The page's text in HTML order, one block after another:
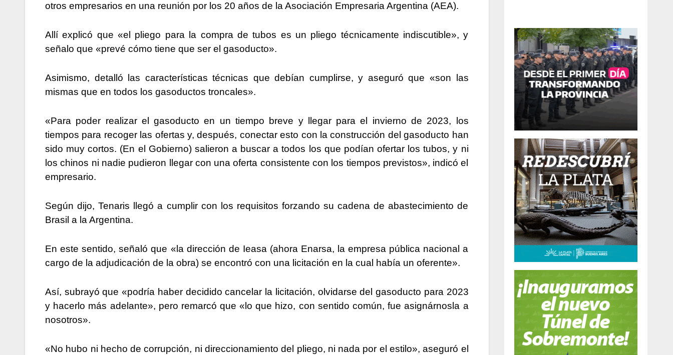
otros empresarios en una reunión por los 20 años de la Asociación Empresaria Argentina (AEA).
Allí explicó que «el pliego para la compra de tubos es un pliego técnicamente indiscutible», y
señalo que «prevé cómo tiene que ser el gasoducto».
Asimismo, detalló las características técnicas que debían cumplirse, y aseguró que «son las
mismas que en todos los gasoductos troncales».
«Para poder realizar el gasoducto en un tiempo breve y llegar para el invierno de 2023, los
tiempos para recoger las ofertas y, después, conectar esto con la construcción del gasoducto han
sido muy cortos. (En el Gobierno) salieron a buscar a todos los que podían ofertar los tubos, y ni
los chinos ni nadie pudieron llegar con una oferta consistente con los tiempos previstos», indicó el
empresario.
Según dijo, Tenaris llegó a cumplir con los requisitos forzando su cadena de abastecimiento de
Brasil a la Argentina.
En este sentido, señaló que «la dirección de Ieasa (ahora Enarsa, la empresa pública nacional a
cargo de la adjudicación de la obra) se encontró con una licitación en la cual había un oferente».
Así, subrayó que «podría haber decidido cancelar la licitación, olvidarse del gasoducto para 2023
y hacerlo más adelante», pero remarcó que «lo que hizo, con sentido común, fue asignárnosla a
nosotros».
«No hubo ni hecho de corrupción, ni direccionamiento del pliego, ni nada por el estilo», aseguró el